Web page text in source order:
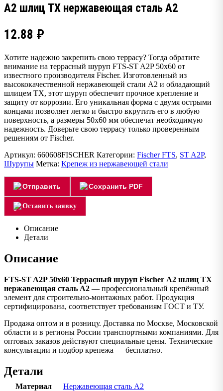
А2 шлиц TX нержавеющая сталь А2
12.88 ₽
Хотите надежно закрепить свою террасу? Тогда обратите
внимание на террасный шуруп FTS-ST A2P 50х60 от
известного производителя Fischer. Изготовленный из
высококачественной нержавеющей стали А2 и обладающий
шлицем TX, этот шуруп обеспечит прочное крепление и
защиту от коррозии. Его уникальная форма с двумя острыми
концами позволяет легко и быстро вкрутить его в любую
поверхность, а размеры 50х60 мм обеспечат необходимую
надежность. Доверьте свою террасу только проверенным
решениям от Fischer.
Артикул: 660608FISCHER Категории: Fischer FTS, ST A2P,
Шурупы Метка: Крепеж из нержавеющей стали
Отправить Сохранить PDF
Оставить заявку
Описание
Детали
Описание
FTS-ST A2P 50х60 Террасный шуруп Fischer А2 шлиц TX
нержавеющая сталь А2 — профессиональный крепёжный
элемент для строительно-монтажных работ. Продукция
сертифицирована, соответствует требованиям ГОСТ и ТУ.
Продажа оптом и в розницу. Доставка по Москве, Московской
области и в регионы России транспортными компаниями. Для
оптовых заказов действуют специальные цены. Технические
консультации и подбор крепежа — бесплатно.
Детали
Материал Нержавеющая сталь А2